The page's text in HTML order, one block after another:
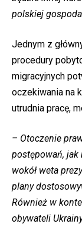
polskiej
Jednym z
procedury
migracyjnych
oczekiwania na
utrudnia pracę,
– Otoczenie
postępowań,
wokół weta
plany
Również w
obywateli